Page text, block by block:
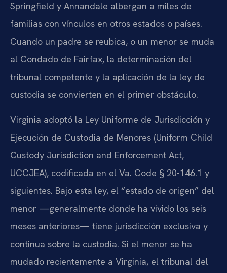
Springfield y Annandale albergan a miles de
familias con vínculos en otros estados o países.
Cuando un padre se reubica, o un menor se muda
al Condado de Fairfax, la determinación del
tribunal competente y la aplicación de la ley de
custodia se convierten en el primer obstáculo.
Virginia adoptó la Ley Uniforme de Jurisdicción y
Ejecución de Custodia de Menores (Uniform Child
Custody Jurisdiction and Enforcement Act,
UCCJEA), codificada en el Va. Code § 20-146.1 y
siguientes. Bajo esta ley, el “estado de origen” del
menor —generalmente donde ha vivido los seis
meses anteriores— tiene jurisdicción exclusiva y
continua sobre la custodia. Si el menor se ha
mudado recientemente a Virginia, el tribunal del